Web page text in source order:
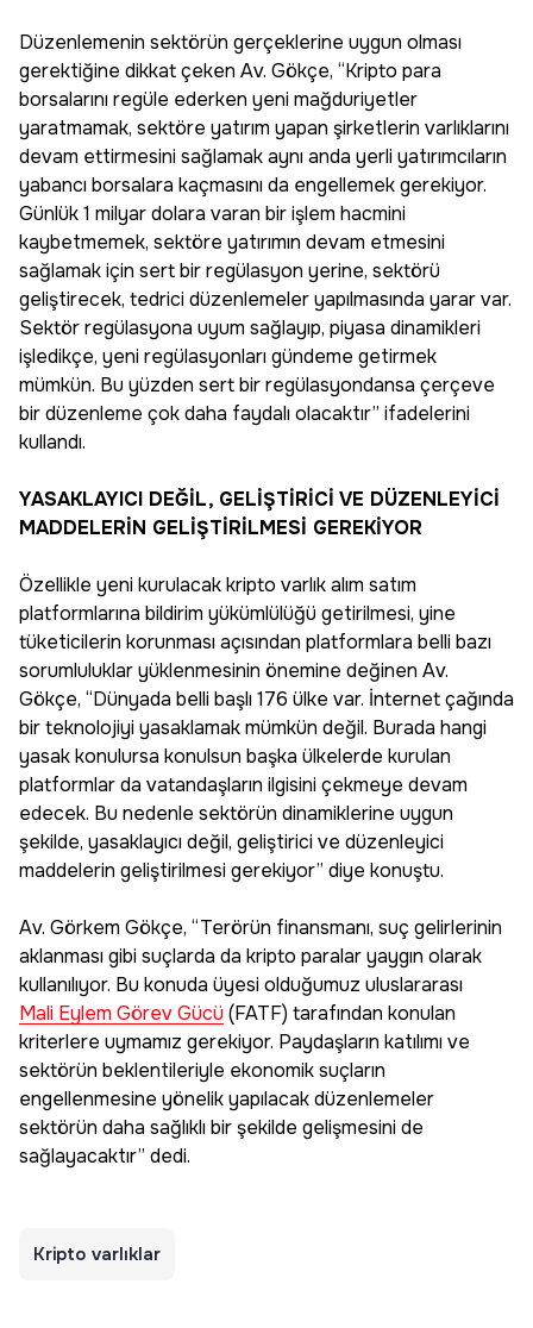
Düzenlemenin sektörün gerçeklerine uygun olması
gerektiğine dikkat çeken Av. Gökçe, “Kripto para
borsalarını regüle ederken yeni mağduriyetler
yaratmamak, sektöre yatırım yapan şirketlerin varlıklarını
devam ettirmesini sağlamak aynı anda yerli yatırımcıların
yabancı borsalara kaçmasını da engellemek gerekiyor.
Günlük 1 milyar dolara varan bir işlem hacmini
kaybetmemek, sektöre yatırımın devam etmesini
sağlamak için sert bir regülasyon yerine, sektörü
geliştirecek, tedrici düzenlemeler yapılmasında yarar var.
Sektör regülasyona uyum sağlayıp, piyasa dinamikleri
işledikçe, yeni regülasyonları gündeme getirmek
mümkün. Bu yüzden sert bir regülasyondansa çerçeve
bir düzenleme çok daha faydalı olacaktır” ifadelerini
kullandı.
YASAKLAYICI DEĞİL, GELİŞTİRİCİ VE DÜZENLEYİCİ
MADDELERİN GELİŞTİRİLMESİ GEREKİYOR
Özellikle yeni kurulacak kripto varlık alım satım
platformlarına bildirim yükümlülüğü getirilmesi, yine
tüketicilerin korunması açısından platformlara belli bazı
sorumluluklar yüklenmesinin önemine değinen Av.
Gökçe, “Dünyada belli başlı 176 ülke var. İnternet çağında
bir teknolojiyi yasaklamak mümkün değil. Burada hangi
yasak konulursa konulsun başka ülkelerde kurulan
platformlar da vatandaşların ilgisini çekmeye devam
edecek. Bu nedenle sektörün dinamiklerine uygun
şekilde, yasaklayıcı değil, geliştirici ve düzenleyici
maddelerin geliştirilmesi gerekiyor” diye konuştu.
Av. Görkem Gökçe, “Terörün finansmanı, suç gelirlerinin
aklanması gibi suçlarda da kripto paralar yaygın olarak
kullanılıyor. Bu konuda üyesi olduğumuz uluslararası
Mali Eylem Görev Gücü (FATF) tarafından konulan
kriterlere uymamız gerekiyor. Paydaşların katılımı ve
sektörün beklentileriyle ekonomik suçların
engellenmesine yönelik yapılacak düzenlemeler
sektörün daha sağlıklı bir şekilde gelişmesini de
sağlayacaktır” dedi.
Kripto varlıklar